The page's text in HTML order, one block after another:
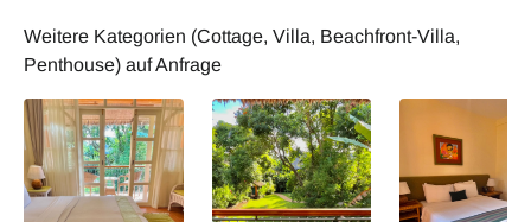
Weitere Kategorien (Cottage, Villa, Beachfront-Villa,
Penthouse) auf Anfrage